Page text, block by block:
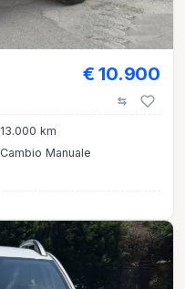
€ 10.900
13.000 km
Cambio Manuale